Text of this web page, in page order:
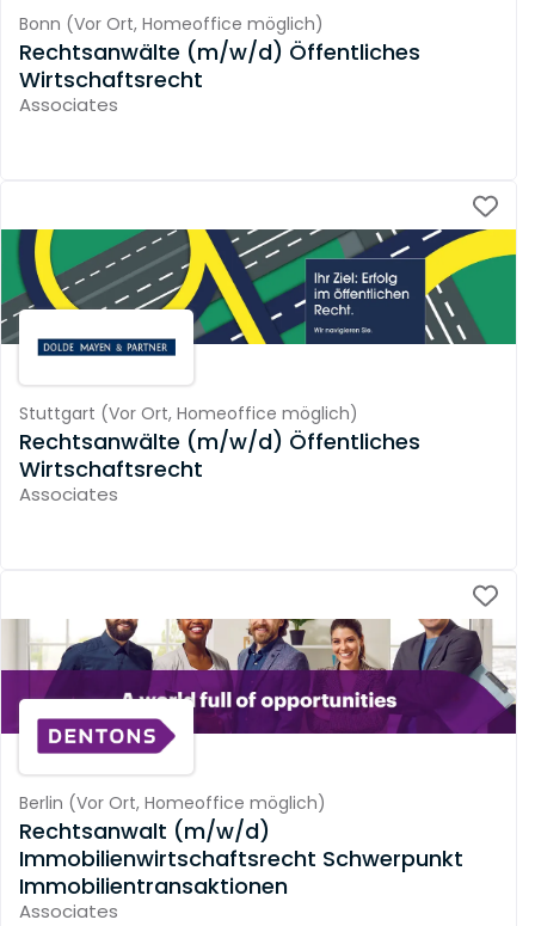
Bonn (Vor Ort, Homeoffice möglich)
Rechtsanwälte (m/w/d) Öffentliches
Wirtschaftsrecht
Associates
Stuttgart (Vor Ort, Homeoffice möglich)
Rechtsanwälte (m/w/d) Öffentliches
Wirtschaftsrecht
Associates
Berlin (Vor Ort, Homeoffice möglich)
Rechtsanwalt (m/w/d)
Immobilienwirtschaftsrecht Schwerpunkt
Immobilientransaktionen
Associates